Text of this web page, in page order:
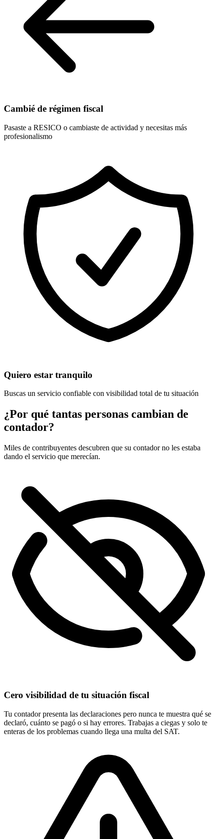
Cambié de régimen fiscal
Pasaste a RESICO o cambiaste de actividad y necesitas más
profesionalismo
Quiero estar tranquilo
Buscas un servicio confiable con visibilidad total de tu situación
¿Por qué tantas personas cambian de
contador?
Miles de contribuyentes descubren que su contador no les estaba
dando el servicio que merecían.
Cero visibilidad de tu situación fiscal
Tu contador presenta las declaraciones pero nunca te muestra qué se
declaró, cuánto se pagó o si hay errores. Trabajas a ciegas y solo te
enteras de los problemas cuando llega una multa del SAT.